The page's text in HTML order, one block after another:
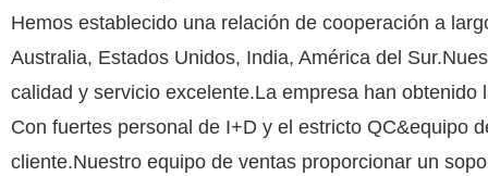
Hemos establecido una relación de cooperación a
Australia, Estados Unidos, India, América del
calidad y servicio excelente.La empresa han obtenido
Con fuertes personal de I+D y el estricto QC&equipo
cliente.Nuestro equipo de ventas proporcionar un